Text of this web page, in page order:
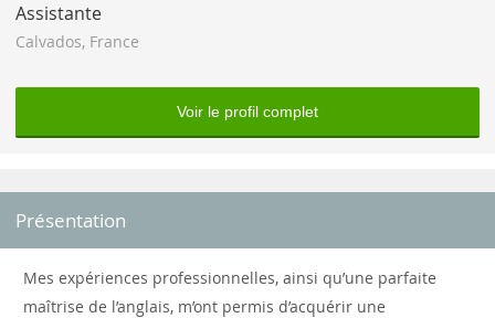
Assistante
Calvados, France
Voir le profil complet
Présentation
Mes expériences professionnelles, ainsi qu’une parfaite
maîtrise de l’anglais, m’ont permis d’acquérir une